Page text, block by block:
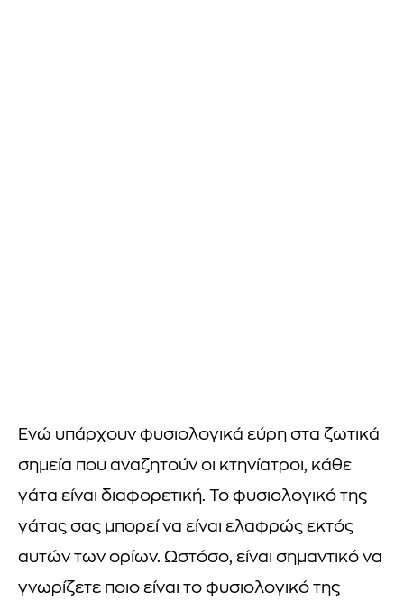
Ενώ υπάρχουν φυσιολογικά εύρη στα ζωτικά
σημεία που αναζητούν οι κτηνίατροι, κάθε
γάτα είναι διαφορετική. Το φυσιολογικό της
γάτας σας μπορεί να είναι ελαφρώς εκτός
αυτών των ορίων. Ωστόσο, είναι σημαντικό να
γνωρίζετε ποιο είναι το φυσιολογικό της